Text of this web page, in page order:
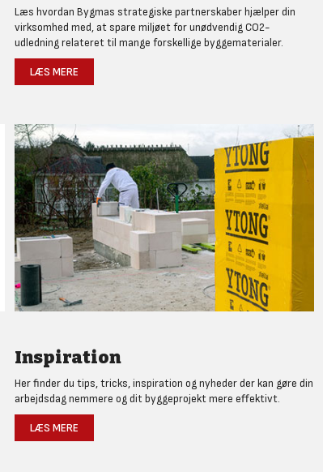
Læs hvordan Bygmas strategiske partnerskaber hjælper din
virksomhed med, at spare miljøet for unødvendig CO2-
udledning relateret til mange forskellige byggematerialer.
LÆS MERE
Inspiration
Her finder du tips, tricks, inspiration og nyheder der kan gøre din
arbejdsdag nemmere og dit byggeprojekt mere effektivt.
LÆS MERE